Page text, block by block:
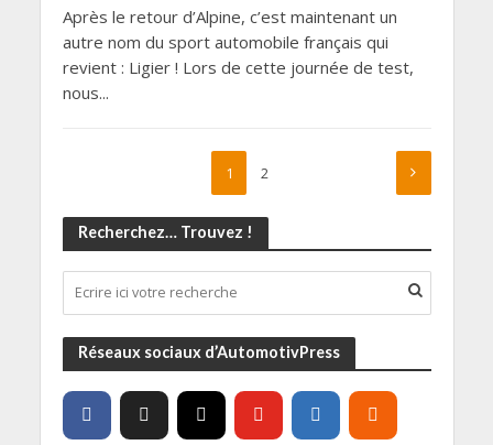
Après le retour d’Alpine, c’est maintenant un
autre nom du sport automobile français qui
revient : Ligier ! Lors de cette journée de test,
nous...
1 2
Recherchez… Trouvez !
Réseaux sociaux d’AutomotivPress